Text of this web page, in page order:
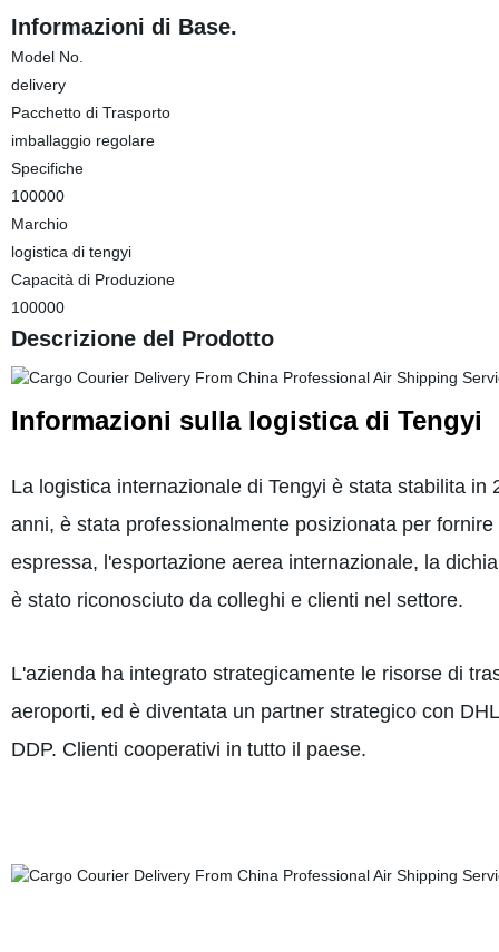
Informazioni di Base.
Model No.
delivery
Pacchetto di Trasporto
imballaggio regolare
Specifiche
100000
Marchio
logistica di tengyi
Capacità di Produzione
100000
Descrizione del Prodotto
Informazioni sulla logistica di Tengyi
La logistica internazionale di Tengyi è stata stabilita
anni, è stata professionalmente posizionata per
espressa, l'esportazione aerea internazionale, la
è stato riconosciuto da colleghi e clienti nel settore.
L'azienda ha integrato strategicamente le risorse di
aeroporti, ed è diventata un partner strategico con
DDP. Clienti cooperativi in tutto il paese.